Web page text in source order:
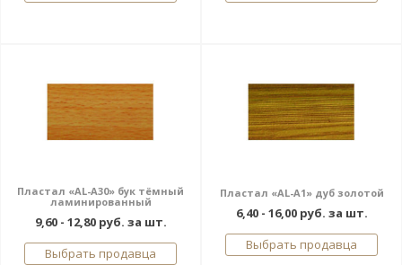
Пластал «AL-A30» бук тёмный
ламинированный
9,60 - 12,80 руб. за шт.
Выбрать продавца
Пластал «AL-A1» дуб золотой
6,40 - 16,00 руб. за шт.
Выбрать продавца